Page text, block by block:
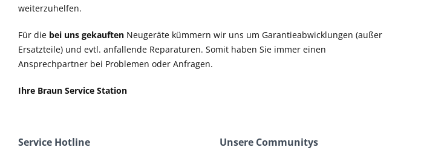
weiterzuhelfen.
Für die bei uns gekauften Neugeräte kümmern wir uns um Garantieabwicklungen (außer
Ersatzteile) und evtl. anfallende Reparaturen. Somit haben Sie immer einen
Ansprechpartner bei Problemen oder Anfragen.
Ihre Braun Service Station
Service Hotline Unsere Communitys